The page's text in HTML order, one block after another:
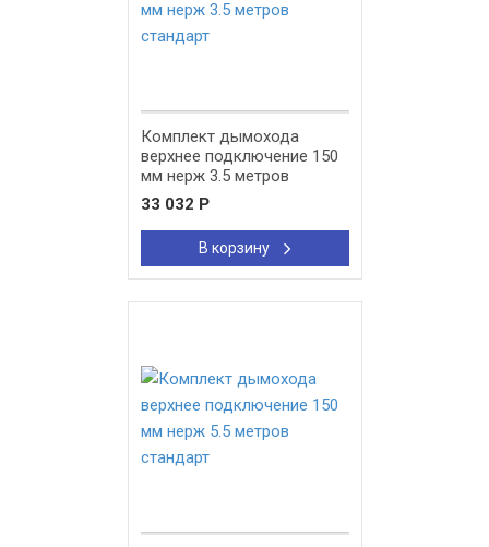
Комплект дымохода
верхнее подключение 150
мм нерж 3.5 метров
стандарт
33 032 Р
В корзину